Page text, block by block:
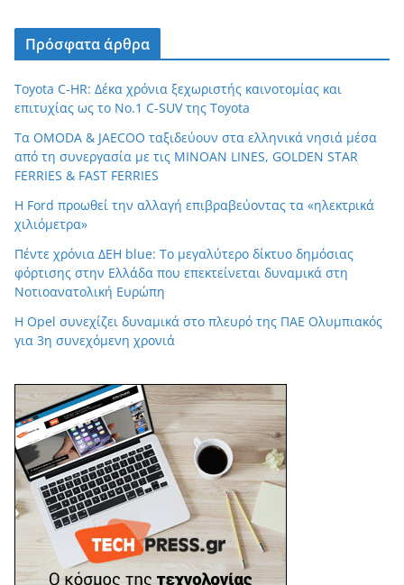
Πρόσφατα άρθρα
Toyota C-HR: Δέκα χρόνια ξεχωριστής καινοτομίας και
επιτυχίας ως το Νο.1 C-SUV της Toyota
Τα OMODA & JAECOO ταξιδεύουν στα ελληνικά νησιά μέσα
από τη συνεργασία με τις MINOAN LINES, GOLDEN STAR
FERRIES & FAST FERRIES
Η Ford προωθεί την αλλαγή επιβραβεύοντας τα «ηλεκτρικά
χιλιόμετρα»
Πέντε χρόνια ΔΕΗ blue: Το μεγαλύτερο δίκτυο δημόσιας
φόρτισης στην Ελλάδα που επεκτείνεται δυναμικά στη
Νοτιοανατολική Ευρώπη
Η Opel συνεχίζει δυναμικά στο πλευρό της ΠΑΕ Ολυμπιακός
για 3η συνεχόμενη χρονιά